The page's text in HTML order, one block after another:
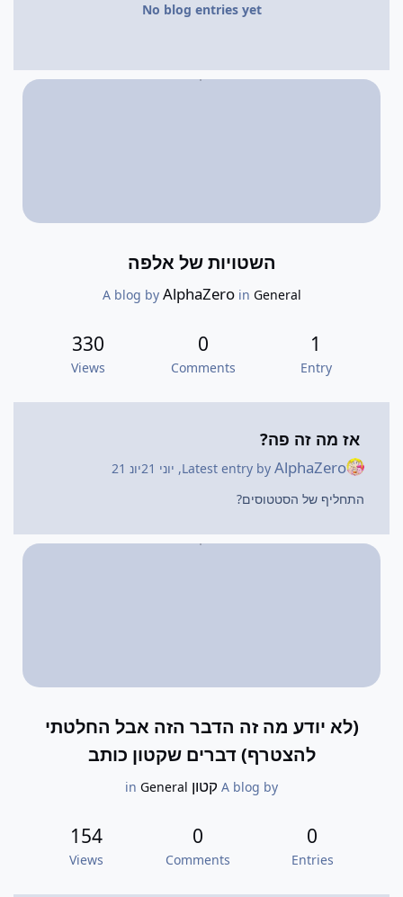
No blog entries yet
השטויות של אלפה
A blog by AlphaZeroin General
1
Entry
0
Comments
330
Views
אז מה זה פה?
Latest entry byAlphaZero
, יוני 21
יונ 21
התחליף של הסטטוסים?
(לא יודע מה זה הדבר הזה אבל החלטתי
להצטרף) דברים שקטון כותב
A blog by קטון General
0
Entries
0
Comments
154
Views